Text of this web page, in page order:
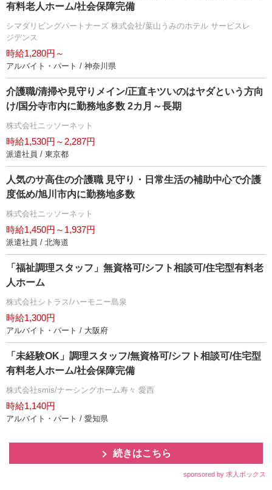
有料老人ホーム/社会保障完備
シマダリビングパートナーズ 株式会社/葉山うみのホテル サービスレ
ジデンス
時給1,280円～
アルバイト・パート / 神奈川県
介護職/清掃や見守りメイン/正直キツいのはヤダという方向
け/国分寺市内に勤務地多数 2カ月～長期
株式会社ニッソーネット
時給1,530円～2,287円
派遣社員 / 東京都
人気のサ高住の介護職 見守り・日常生活の補助中心で介護
度低め/旭川市内に勤務地多数
株式会社ニッソーネット
時給1,450円～1,937円
派遣社員 / 北海道
「福祉調理スタッフ」無資格可/シフト相談可/住宅型有料老
人ホーム
株式会社シトラス/ハーモニー島泉
時給1,300円
アルバイト・パート / 大阪府
「未経験OK」調理スタッフ/無資格可/シフト相談可/住宅型
有料老人ホーム/社会保障完備
株式会社smis/ナーシングホーム寿々 愛西
時給1,140円
アルバイト・パート / 愛知県
続きはこちら
sponsored by 求人ボックス